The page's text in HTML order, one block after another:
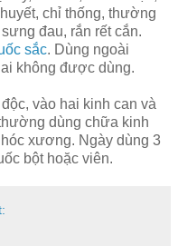
chỉ thống, thường
đau, rắn rết cắn.
sắc. Dùng ngoài
không được dùng.
vào hai kinh can và
dùng chữa kinh
xương. Ngày dùng 3
bột hoặc viên.